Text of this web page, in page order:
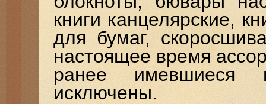
книги канцелярские,
для бумаг,
настоящее время
ранее имевшиеся
исключены.